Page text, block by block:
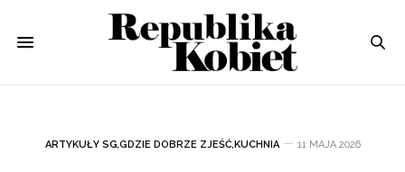
ARTYKUŁY SG,GDZIE DOBRZE ZJEŚĆ,KUCHNIA 11 MAJA 2026